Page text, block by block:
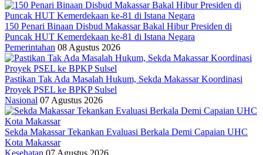
150 Penari Binaan Disbud Makassar Bakal Hibur Presiden di
Puncak HUT Kemerdekaan ke-81 di Istana Negara
Pemerintahan 08 Agustus 2026
Pastikan Tak Ada Masalah Hukum, Sekda Makassar Koordinasi
Proyek PSEL ke BPKP Sulsel
Nasional 07 Agustus 2026
Sekda Makassar Tekankan Evaluasi Berkala Demi Capaian UHC
Kota Makassar
Kesehatan 07 Agustus 2026